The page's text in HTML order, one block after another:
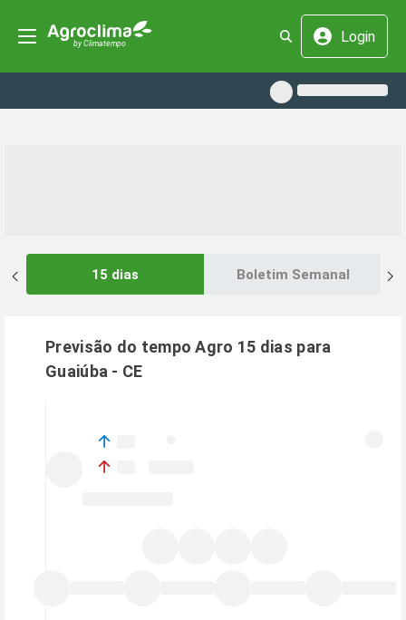
Login
15 dias Boletim Semanal
Previsão do tempo Agro 15 dias para
Guaiúba - CE